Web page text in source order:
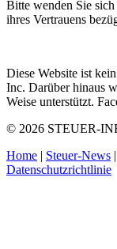
Bitte wenden Sie sich
ihres Vertrauens
Diese Website ist
Inc. Darüber hinaus
Weise unterstützt.
© 2026 STEUER-
Home | Steuer-News |
Datenschutzrichtlinie